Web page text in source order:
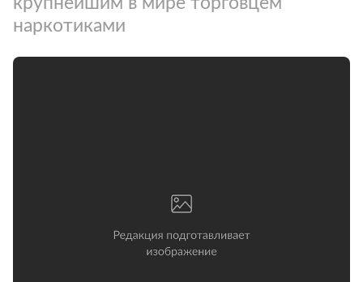
наркотиками